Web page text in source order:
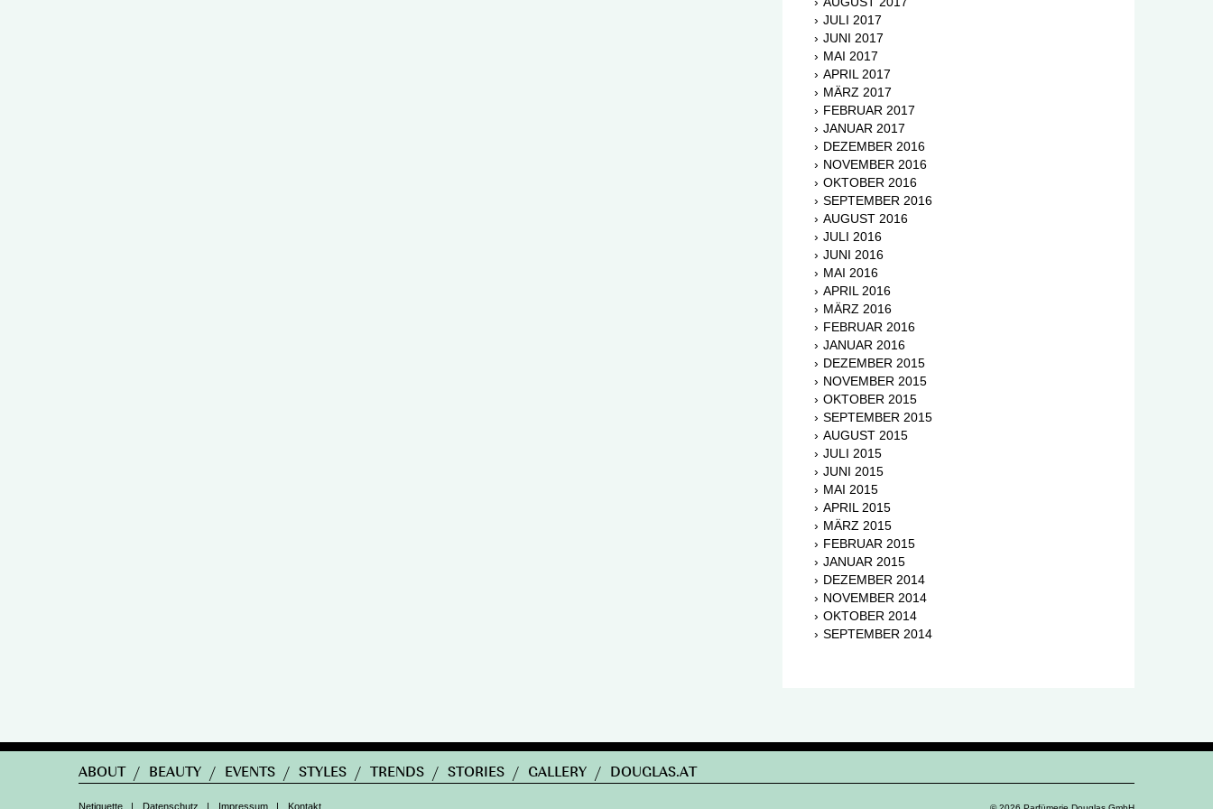
JULI 2017
JUNI 2017
MAI 2017
APRIL 2017
MÄRZ 2017
FEBRUAR 2017
JANUAR 2017
DEZEMBER 2016
NOVEMBER 2016
OKTOBER 2016
SEPTEMBER 2016
AUGUST 2016
JULI 2016
JUNI 2016
MAI 2016
APRIL 2016
MÄRZ 2016
FEBRUAR 2016
JANUAR 2016
DEZEMBER 2015
NOVEMBER 2015
OKTOBER 2015
SEPTEMBER 2015
AUGUST 2015
JULI 2015
JUNI 2015
MAI 2015
APRIL 2015
MÄRZ 2015
FEBRUAR 2015
JANUAR 2015
DEZEMBER 2014
NOVEMBER 2014
OKTOBER 2014
SEPTEMBER 2014
ABOUT / BEAUTY / EVENTS / STYLES / TRENDS / STORIES / GALLERY / DOUGLAS.AT
Netiquette | Datenschutz | Impressum | Kontakt